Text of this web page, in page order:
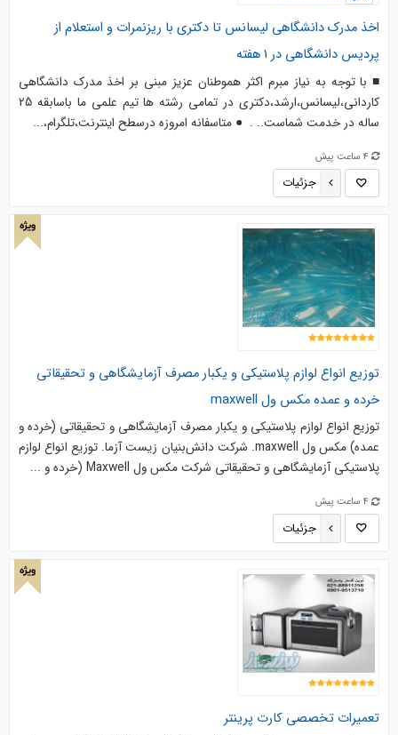
اخذ مدرک دانشگاهی لیسانس تا دکتری با ریزنمرات و استعلام از
پردیس دانشگاهی در 1 هفته
■ با توجه به نیاز مبرم اکثر هموطنان عزیز مبنی بر اخذ مدرک دانشگاهی
کاردانی،لیسانس،ارشد،دکتری در تمامی رشته ها تیم علمی ما باسابقه 25
ساله در خدمت شماست.. . ️ ● متاسفانه امروزه درسطح اینترنت،تلگرام،...
4 ساعت پیش
جزئیات
ویژه
توزیع انواع لوازم پلاستیکی و یکبار مصرف آزمایشگاهی و تحقیقاتی
خرده و عمده مکس ول maxwell
توزیع انواع لوازم پلاستیکی و یکبار مصرف آزمایشگاهی و تحقیقاتی (خرده و
عمده) مکس ول maxwell. شرکت دانش‌بنیان زیست آزما. توزیع انواع لوازم
پلاستیکی آزمایشگاهی و تحقیقاتی شرکت مکس ول Maxwell (خرده و ...
4 ساعت پیش
جزئیات
ویژه
تعمیرات تخصصی کارت پرینتر